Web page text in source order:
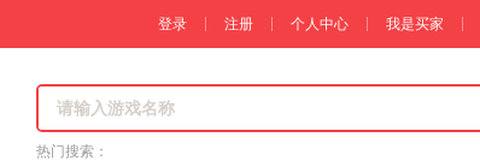
登录 注册 个人中心 我是买家
热门搜索：